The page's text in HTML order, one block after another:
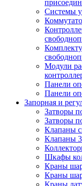
Системы
Модули
Панели
Панели
Запорная и
Затворы
Затворы
Клапаны
Клапаны
Шкафы
Краны
Краны
Краны